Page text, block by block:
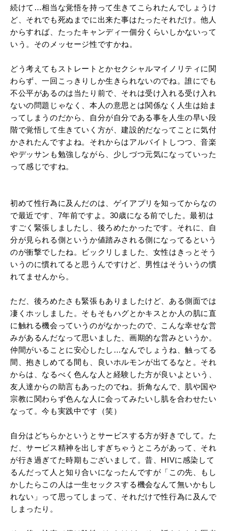
続けて…相当な覚悟を持って生きてこられたんでしょうけ
ど、それでも死ぬまでに出来た事はたったそれだけ。他人
からすれば、たったキャンディ一個分くらいしかないって
いう。そのメッセージ性ですかね。
どう考えてもストレートとかセクシャルマイノリティに関
わらず、一回こっきりしか生きられないのでね。誰にでも
不公平があるのは当たり前で、それは受け入れる受け入れ
ないの問題じゃなく、本人の意思とは関係なく人生は始ま
ってしまうのだから、自分が自分である事を人生の早い段
階で覚悟して生きていく方が、建設的だなってことに気付
かされたんですよね。それからはアルバイトしつつ、音楽
やデッサンも勉強しながら、少しづつ元気になっていった
って感じですね。
初めて性行為に及んだのは、ゲイアプリを知ってからなの
で最近です、7年前ですよ。30歳になる前でした。最初は
すごく緊張しましたし、後ろめたかったです。それに、自
分が見られる側というか値踏みされる側になってるという
のが衝撃でしたね。ビックリしました、女性はきっとそう
いうのに慣れてると思うんですけど、男性はそういうの慣
れてませんから。
ただ、後ろめたさも緊張もありましたけど、ある側面では
凄くホッしました。そもそもハグとかキスとか人の肌に直
に触れる機会っていうのがなかったので、こんな幸せな営
みがあるんだなって思いました、画期的な営みというか。
仲間がいることに安心したし…なんでしょうね、触ってる
間、抱きしめてる間も、良いホルモンが出てるなと。それ
からは、なるべく色んな人と経験した方が良いよという、
友人達からの助言もあったのでね。折角なんで、肌や国や
宗教に関わらず色んな人に会ってみたいし肌を合わせたい
なって。今も実践中です（笑）
自分はどちらかというとサービスする方が好きでして。た
だ、サービス精神を出しすぎちゃうところがあって、それ
が行き過ぎてた時期もございまして。昔、HIVに感染して
るんだって人と知り合いになったんですが「この先、もし
かしたらこの人は一生セックスする機会なんて無いかもし
れない」って思ってしまって、それだけで性行為に及んで
しまったり。